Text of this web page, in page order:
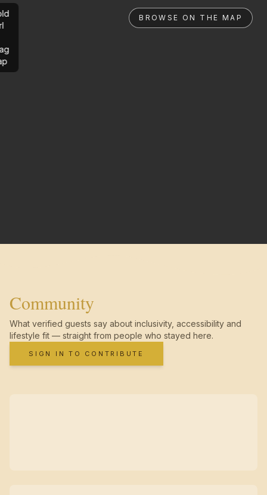
BROWSE ON THE MAP
Community
What verified guests say about inclusivity, accessibility and
lifestyle fit — straight from people who stayed here.
SIGN IN TO CONTRIBUTE